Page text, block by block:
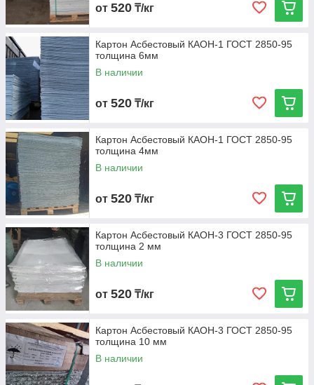
от 520 ₸/кг
Картон Асбестовый КАОН-1 ГОСТ 2850-95
толщина 6мм
В наличии
от 520 ₸/кг
Картон Асбестовый КАОН-1 ГОСТ 2850-95
толщина 4мм
В наличии
от 520 ₸/кг
Картон Асбестовый КАОН-3 ГОСТ 2850-95
толщина 2 мм
В наличии
от 520 ₸/кг
Картон Асбестовый КАОН-3 ГОСТ 2850-95
толщина 10 мм
В наличии